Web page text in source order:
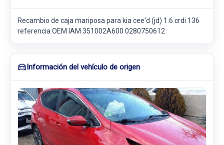
Recambio de caja mariposa para kia cee'd (jd) 1.6 crdi 136
referencia OEM IAM 351002A600 0280750612
Información del vehículo de origen